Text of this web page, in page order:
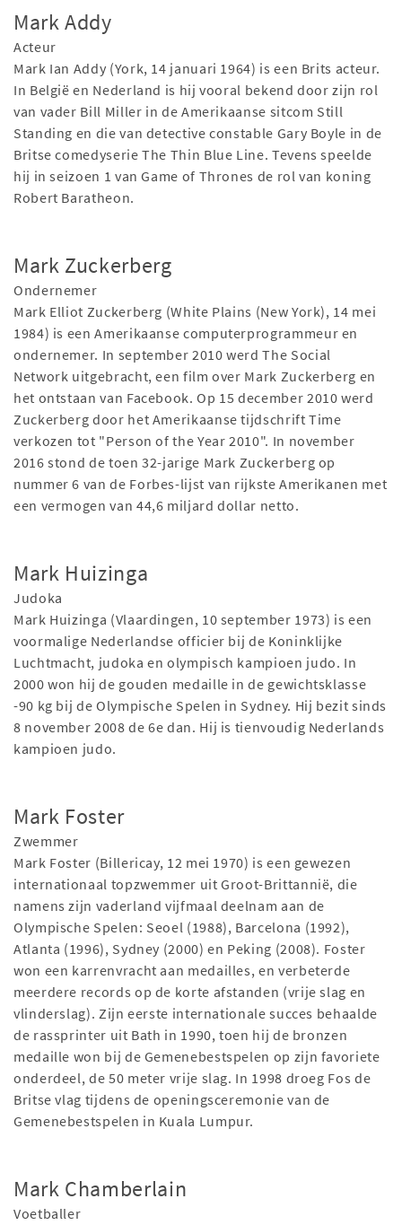
Mark Addy
Acteur
Mark Ian Addy (York, 14 januari 1964) is een Brits acteur.
In België en Nederland is hij vooral bekend door zijn rol
van vader Bill Miller in de Amerikaanse sitcom Still
Standing en die van detective constable Gary Boyle in de
Britse comedyserie The Thin Blue Line. Tevens speelde
hij in seizoen 1 van Game of Thrones de rol van koning
Robert Baratheon.
Mark Zuckerberg
Ondernemer
Mark Elliot Zuckerberg (White Plains (New York), 14 mei
1984) is een Amerikaanse computerprogrammeur en
ondernemer. In september 2010 werd The Social
Network uitgebracht, een film over Mark Zuckerberg en
het ontstaan van Facebook. Op 15 december 2010 werd
Zuckerberg door het Amerikaanse tijdschrift Time
verkozen tot "Person of the Year 2010". In november
2016 stond de toen 32-jarige Mark Zuckerberg op
nummer 6 van de Forbes-lijst van rijkste Amerikanen met
een vermogen van 44,6 miljard dollar netto.
Mark Huizinga
Judoka
Mark Huizinga (Vlaardingen, 10 september 1973) is een
voormalige Nederlandse officier bij de Koninklijke
Luchtmacht, judoka en olympisch kampioen judo. In
2000 won hij de gouden medaille in de gewichtsklasse
-90 kg bij de Olympische Spelen in Sydney. Hij bezit sinds
8 november 2008 de 6e dan. Hij is tienvoudig Nederlands
kampioen judo.
Mark Foster
Zwemmer
Mark Foster (Billericay, 12 mei 1970) is een gewezen
internationaal topzwemmer uit Groot-Brittannië, die
namens zijn vaderland vijfmaal deelnam aan de
Olympische Spelen: Seoel (1988), Barcelona (1992),
Atlanta (1996), Sydney (2000) en Peking (2008). Foster
won een karrenvracht aan medailles, en verbeterde
meerdere records op de korte afstanden (vrije slag en
vlinderslag). Zijn eerste internationale succes behaalde
de rassprinter uit Bath in 1990, toen hij de bronzen
medaille won bij de Gemenebestspelen op zijn favoriete
onderdeel, de 50 meter vrije slag. In 1998 droeg Fos de
Britse vlag tijdens de openingsceremonie van de
Gemenebestspelen in Kuala Lumpur.
Mark Chamberlain
Voetballer